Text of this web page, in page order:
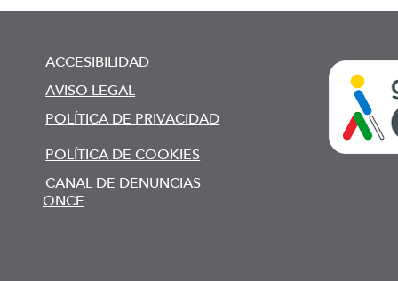
ACCESIBILIDAD
AVISO LEGAL
POLÍTICA DE PRIVACIDAD
POLÍTICA DE COOKIES
CANAL DE DENUNCIAS
ONCE